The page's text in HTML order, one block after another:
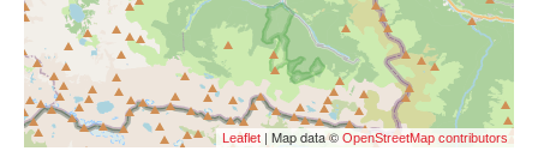
Leaflet | Map data © OpenStreetMap contributors